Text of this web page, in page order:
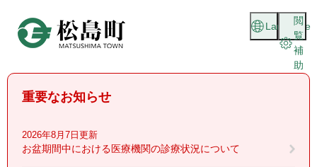
頭
閲
覧
補
助
Language
重要なお知らせ
2026年8月7日更新
お盆期間中における医療機関の診療状況について